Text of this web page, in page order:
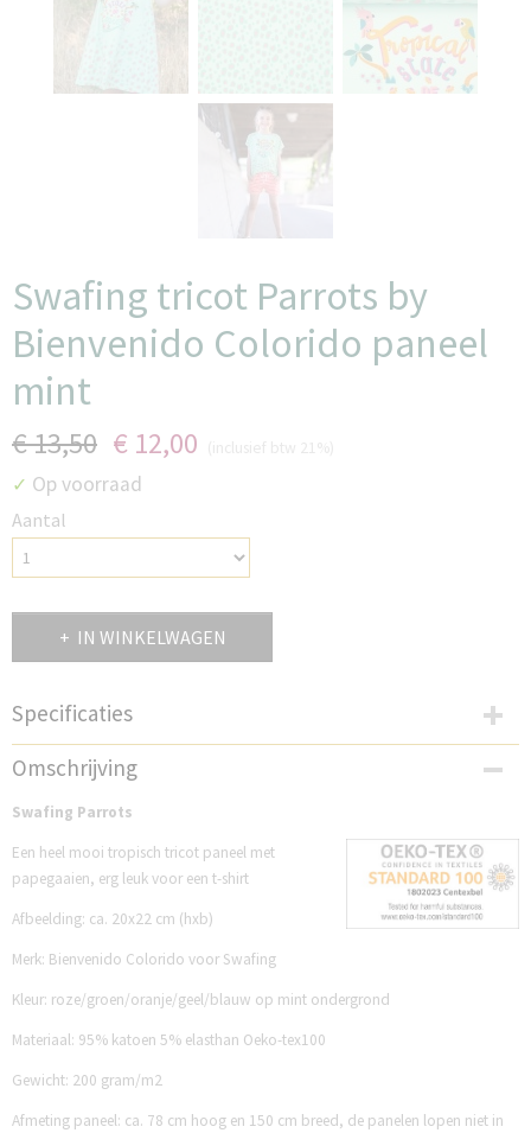
Swafing tricot Parrots by
Bienvenido Colorido paneel
mint
€ 13,50 € 12,00
✓ Op voorraad
Aantal
IN WINKELWAGEN
Specificaties
Productcode
S261PBC
Omschrijving
Swafing Parrots
Een heel mooi tropisch tricot paneel met
papegaaien, erg leuk voor een t-shirt
Afbeelding: ca. 20x22 cm (hxb)
Merk: Bienvenido Colorido voor Swafing
Kleur: roze/groen/oranje/geel/blauw op mint ondergrond
Materiaal: 95% katoen 5% elasthan Oeko-tex100
Gewicht: 200 gram/m2
Afmeting paneel: ca. 78 cm hoog en 150 cm breed, de panelen lopen niet in